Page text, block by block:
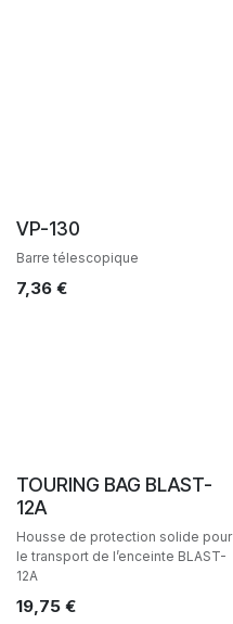
Ventes
VP-130
Barre télescopique
7,36 €
Ventes
TOURING BAG BLAST-
12A
Housse de protection solide pour
le transport de l’enceinte BLAST-
12A
19,75 €